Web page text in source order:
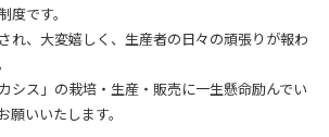
度です。
れ、大変嬉しく、生産者の日々の頑張りが報わ
シス」の栽培・生産・販売に一生懸命励んでい
願いいたします。